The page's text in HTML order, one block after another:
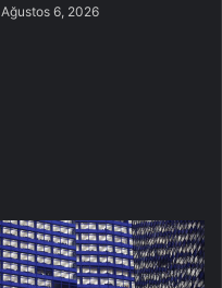
Ağustos 6, 2026